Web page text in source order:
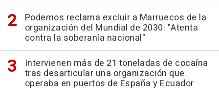
Podemos reclama excluir a Marruecos de la
organización del Mundial de 2030: "Atenta
contra la soberanía nacional"
Intervienen más de 21 toneladas de cocaína
tras desarticular una organización que
operaba en puertos de España y Ecuador